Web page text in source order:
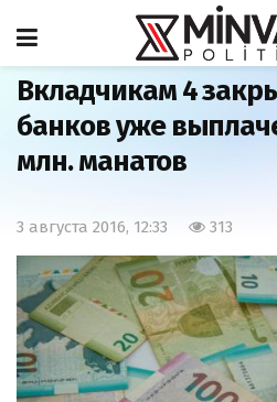
Главная Азербайджан
Вкладчикам 4
банков уже
млн. манатов
3 августа 2016, 12:33 313